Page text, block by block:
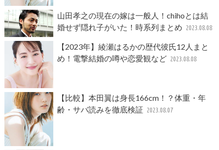
山田孝之の現在の嫁は一般人！chihoとは結
婚せず隠れ子がいた！時系列まとめ 2023.08.08
【2023年】綾瀬はるかの歴代彼氏12人まと
め！電撃結婚の噂や恋愛観など 2023.08.08
【比較】本田翼は身長166cm！？体重・年
齢・サバ読みを徹底検証 2023.08.07